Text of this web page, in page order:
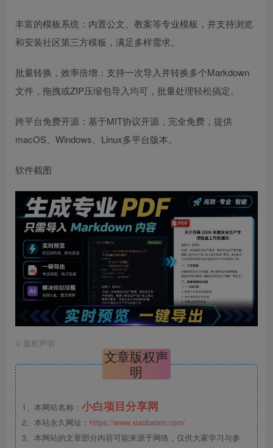
丰富的模板系统：内置公文、教案等专业模板，并支持浏览
和安装社区第三方模板，满足多样需求。
批量转换，效率倍增：支持一次导入并转换多个Markdown
文件，拖拽或ZIP压缩包导入均可，批量处理轻松搞定。
跨平台免费开源：基于MIT协议开源，完全免费，提供
macOS、Windows、Linux多平台版本。
软件截图
© 版权声明
文章版权声
明
1、本网站名称： 小白项目分享网
2、本站永久网址： https://www.xiaobaixm.com/
3、本网站的文章部分内容可能来源于网络，仅供大家学习与参